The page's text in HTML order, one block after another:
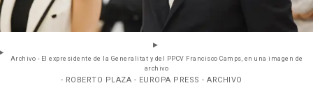
Archivo - El expresidente de la Generalitat y del PPCV Francisco Camps, en una imagen de
archivo
- ROBERTO PLAZA - EUROPA PRESS - ARCHIVO